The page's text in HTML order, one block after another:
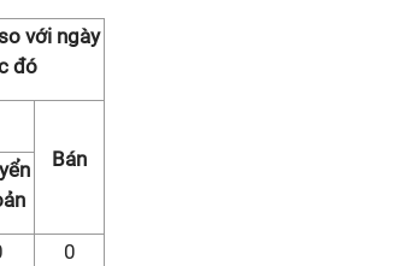
với ngày
đó
Bán
0